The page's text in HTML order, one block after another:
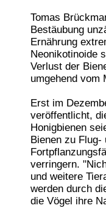
Tomas
Bestäubung
Ernährung
Neonikotinoide
Verlust der
umgehend vom
Erst im
veröffentlicht,
Honigbienen
Bienen zu Flug-
verringern.
und weitere
werden durch
die Vögel ihre